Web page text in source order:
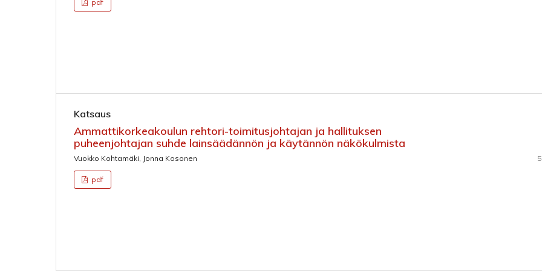
pdf
Katsaus
Ammattikorkeakoulun rehtori-toimitusjohtajan ja hallituksen
puheenjohtajan suhde lainsäädännön ja käytännön näkökulmista
Vuokko Kohtamäki, Jonna Kosonen
pdf